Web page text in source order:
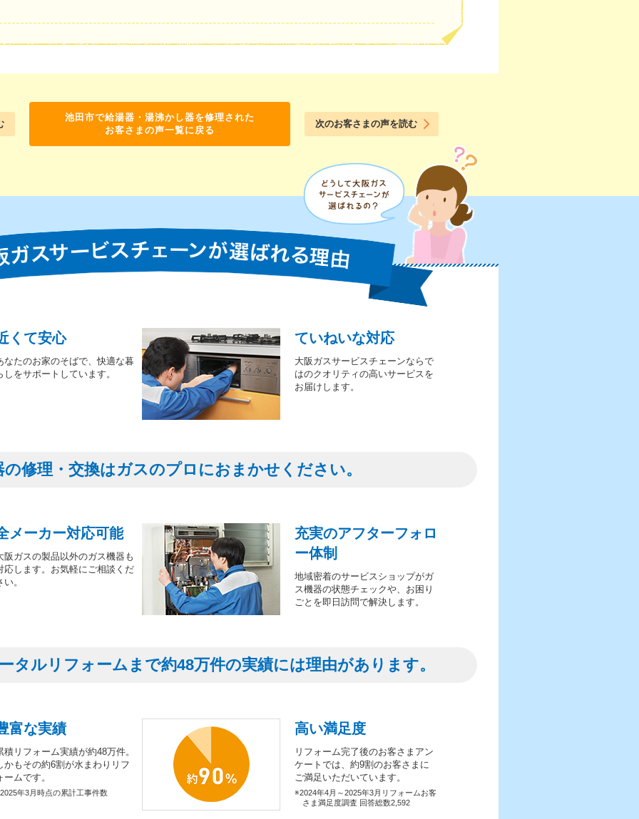
池田市で給湯器・湯沸かし器を修理された
お客さまの声一覧に戻る
次のお客さまの声を読む
くて安心
なたのお家のそばで、快適な暮
しをサポートしています。
ていねいな対応
大阪ガスサービスチェーンならで
はのクオリティの高いサービスを
お届けします。
の修理・交換はガスのプロにおまかせください。
メーカー対応可能
阪ガスの製品以外のガス機器も
応します。お気軽にご相談くだ
い。
充実のアフターフォロ
ー体制
地域密着のサービスショップがガ
ス機器の状態チェックや、お困り
ごとを即日訪問で解決します。
タルリフォームまで約48万件の実績には理由があります。
富な実績
積リフォーム実績が約48万件。
かもその約6割が水まわりリフ
ームです。
年3月時点の累計工事件数
高い満足度
リフォーム完了後のお客さまアン
ケートでは、約9割のお客さまに
ご満足いただいています。
※2024年4月～2025年3月リフォームお客
さま満足度調査 回答総数2,592